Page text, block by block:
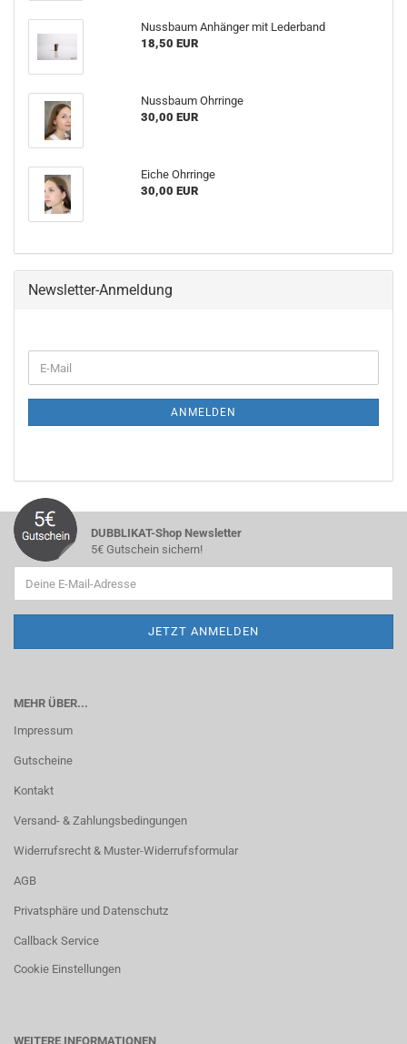
Nussbaum Anhänger mit Lederband
18,50 EUR
Nussbaum Ohrringe
30,00 EUR
Eiche Ohrringe
30,00 EUR
Newsletter-Anmeldung
ZUR
E-
Mail
ANMELDEN
DUBBLIKAT-Shop Newsletter
5€ Gutschein sichern!
MEHR ÜBER...
Impressum
Gutscheine
Kontakt
Versand- & Zahlungsbedingungen
Widerrufsrecht & Muster-Widerrufsformular
AGB
Privatsphäre und Datenschutz
Callback Service
Cookie Einstellungen
WEITERE INFORMATIONEN